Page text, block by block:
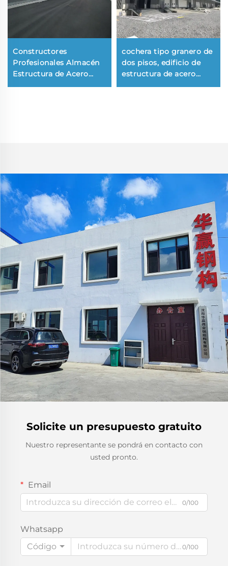
Constructores
Profesionales Almacén
Estructura de Acero
Cerchas de Techo
cochera tipo granero de
dos pisos, edificio de
estructura de acero
prefabricado, kits de
Solicite un presupuesto gratuito
Nuestro representante se pondrá en contacto con
usted pronto.
Email
0/100
Whatsapp
Código
0/100